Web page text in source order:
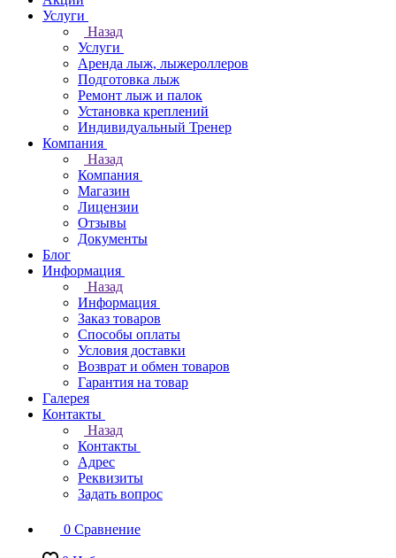
Услуги
Назад
Услуги
Аренда лыж, лыжероллеров
Подготовка лыж
Ремонт лыж и палок
Установка креплений
Индивидуальный Тренер
Компания
Назад
Компания
Магазин
Лицензии
Отзывы
Документы
Блог
Информация
Назад
Информация
Заказ товаров
Способы оплаты
Условия доставки
Возврат и обмен товаров
Гарантия на товар
Галерея
Контакты
Назад
Контакты
Адрес
Реквизиты
Задать вопрос
0 Сравнение